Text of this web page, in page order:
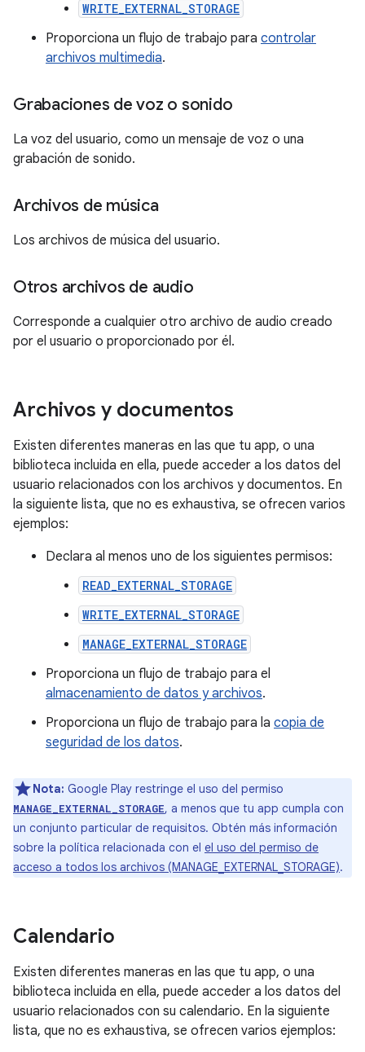
WRITE_EXTERNAL_STORAGE
Proporciona un flujo de trabajo para controlar
archivos multimedia.
Grabaciones de voz o sonido
La voz del usuario, como un mensaje de voz o una
grabación de sonido.
Archivos de música
Los archivos de música del usuario.
Otros archivos de audio
Corresponde a cualquier otro archivo de audio creado
por el usuario o proporcionado por él.
Archivos y documentos
Existen diferentes maneras en las que tu app, o una
biblioteca incluida en ella, puede acceder a los datos del
usuario relacionados con los archivos y documentos. En
la siguiente lista, que no es exhaustiva, se ofrecen varios
ejemplos:
Declara al menos uno de los siguientes permisos:
READ_EXTERNAL_STORAGE
WRITE_EXTERNAL_STORAGE
MANAGE_EXTERNAL_STORAGE
Proporciona un flujo de trabajo para el
almacenamiento de datos y archivos.
Proporciona un flujo de trabajo para la copia de
seguridad de los datos.
Nota: Google Play restringe el uso del permiso
MANAGE_EXTERNAL_STORAGE, a menos que tu app cumpla con
un conjunto particular de requisitos. Obtén más información
sobre la política relacionada con el el uso del permiso de
acceso a todos los archivos (MANAGE_EXTERNAL_STORAGE).
Calendario
Existen diferentes maneras en las que tu app, o una
biblioteca incluida en ella, puede acceder a los datos del
usuario relacionados con su calendario. En la siguiente
lista, que no es exhaustiva, se ofrecen varios ejemplos: